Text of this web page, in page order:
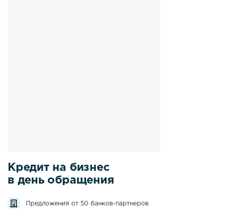
Кредит на бизнес
в день обращения
Предложения от 50 банков-партнеров